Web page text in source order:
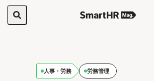
人事・労務 労務管理